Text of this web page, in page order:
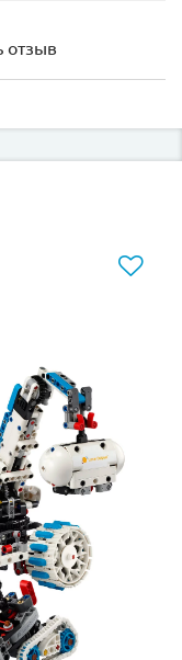
отзыв